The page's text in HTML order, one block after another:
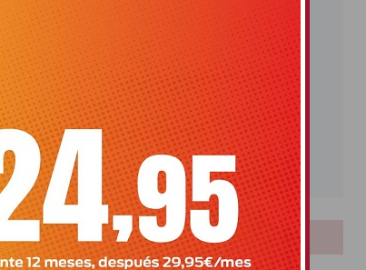
LOTERIAS